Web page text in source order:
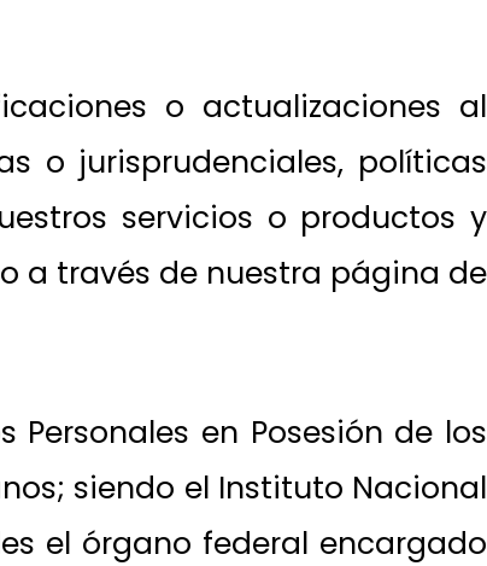
o actualizaciones al
o jurisprudenciales, políticas
servicios o productos y
a través de nuestra página de
en Posesión de los
siendo el Instituto Nacional
el órgano federal encargado